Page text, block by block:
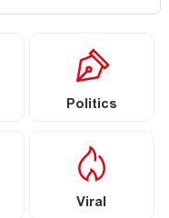
Politics
Viral